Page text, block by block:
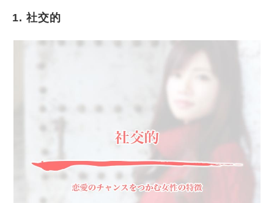
積極的
自分を上手に表現できる
時間を作るのが上手
甘え上手
みんなと仲良くできる
1. 社交的